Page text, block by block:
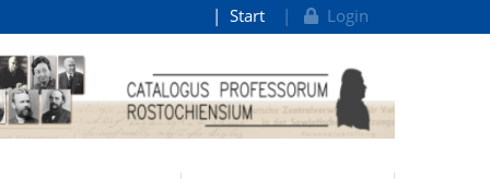
Start Login